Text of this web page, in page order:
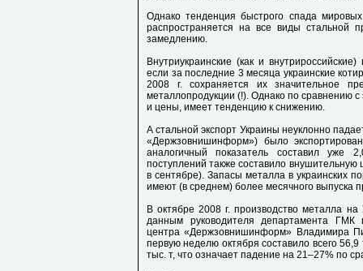
Однако тенденция быстрого спада
распространяется на все виды стальной
замедлению.
Внутриукраинские (как и
если за последние 3 месяца украинские
2008 г. сохраняется их значительное
металлопродукции (!). Однако по сравнению с
и цены, имеет тенденцию к снижению.
А стальной экспорт Украины неуклонно
«Держзовнишинформ») было
аналогичный показатель составил уже
поступлений также составило
в сентябре). Запасы металла в украинских
имеют (в среднем) более месячного выпуска
В октябре 2008 г. производство металла
данным руководителя департамента ГМК
центра «Держзовнишинформ» Владимира
первую неделю октября составило всего
тыс. т, что означает падение на 21–27% по